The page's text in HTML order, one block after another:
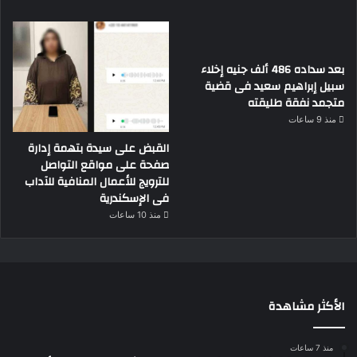
بعد سداده 486 ألف جنيه إخلاء
سبيل إبراهيم سعيد فى قضية
متجمد نفقة طليقته
منذ 9 ساعات
القبض على سيدة بتهمة إدارة
صفحة على مواقع التواصل
للترويج للأعمال المنافية للآداب
فى الإسكندرية
منذ 10 ساعات
الأكثر مشاهدة
منذ 7 ساعات